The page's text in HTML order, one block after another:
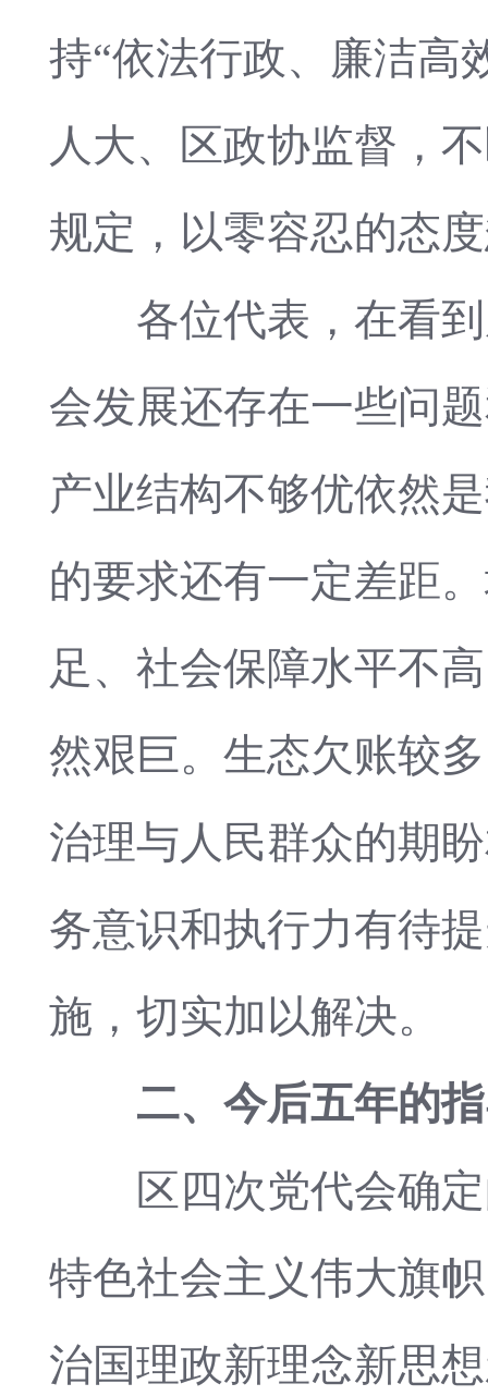
持“依法行政、廉洁高
人大、区政协监督，
规定，以零容忍的态
各位代表，在看到
会发展还存在一些问
产业结构不够优依然
的要求还有一定差距
足、社会保障水平不
然艰巨。生态欠账较
治理与人民群众的期
务意识和执行力有待
施，切实加以解决。
二、今后五年的
区四次党代会确定
特色社会主义伟大旗
治国理政新理念新思